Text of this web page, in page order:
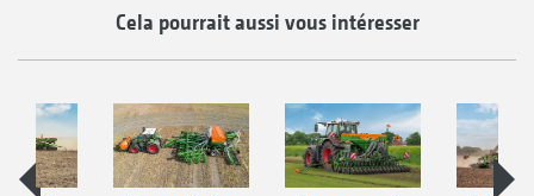
Cela pourrait aussi vous intéresser